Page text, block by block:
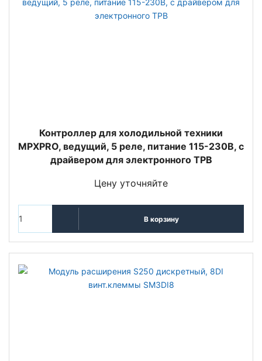
Контроллер для холодильной техники
MPXPRO, ведущий, 5 реле, питание 115-230В, с
драйвером для электронного ТРВ
Цену уточняйте
В корзину